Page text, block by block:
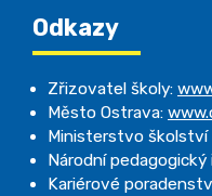
Odkazy
Zřizovatel školy:
Město Ostrava:
Ministerstvo školství
Národní
Kariérové